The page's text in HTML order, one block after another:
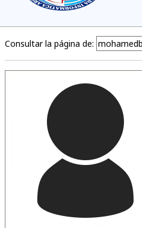
Consultar la página de: